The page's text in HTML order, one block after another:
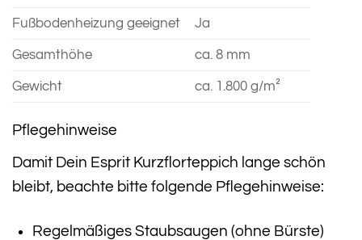
Fußbodenheizung geeignet Ja
Gesamthöhe ca. 8 mm
Gewicht ca. 1.800 g/m²
Pflegehinweise
Damit Dein Esprit Kurzflorteppich lange schön
bleibt, beachte bitte folgende Pflegehinweise:
Regelmäßiges Staubsaugen (ohne Bürste)